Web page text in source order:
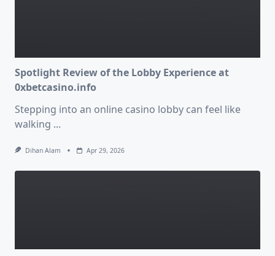
Spotlight Review of the Lobby Experience at
0xbetcasino.info
Stepping into an online casino lobby can feel like
walking ...
Dihan Alam Apr 29, 2026